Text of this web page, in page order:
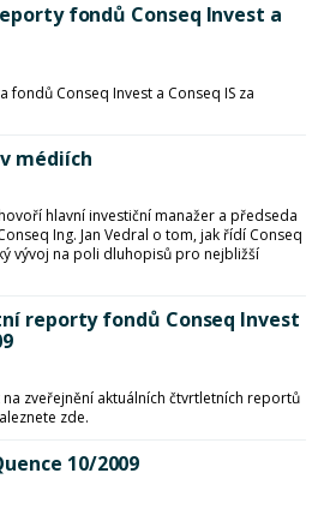
fondů Conseq Invest a
fondů Conseq Invest a Conseq IS za
v médiích
hlavní investiční manažer a předseda
Ing. Jan Vedral o tom, jak řídí Conseq
vývoj na poli dluhopisů pro nejbližší
reporty fondů Conseq Invest
zveřejnění aktuálních čtvrtletních reportů
zde.
10/2009